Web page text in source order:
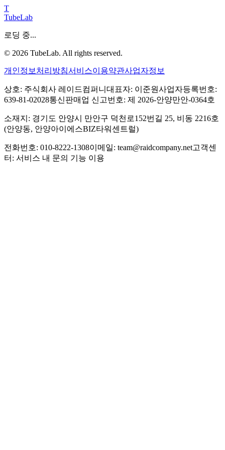
T
TubeLab
로딩 중...
© 2026 TubeLab. All rights reserved.
개인정보처리방침서비스이용약관사업자정보
상호: 주식회사 레이드컴퍼니 대표자: 이준원사업자등록번호:
639-81-02028통신판매업 신고번호: 제 2026-안양만안-0364호
소재지: 경기도 안양시 만안구 덕천로152번길 25, 비동 2216호
(안양동, 안양아이에스BIZ타워센트럴)
전화번호: 010-8222-1308이메일: team@raidcompany.net고객센
터: 서비스 내 문의 기능 이용